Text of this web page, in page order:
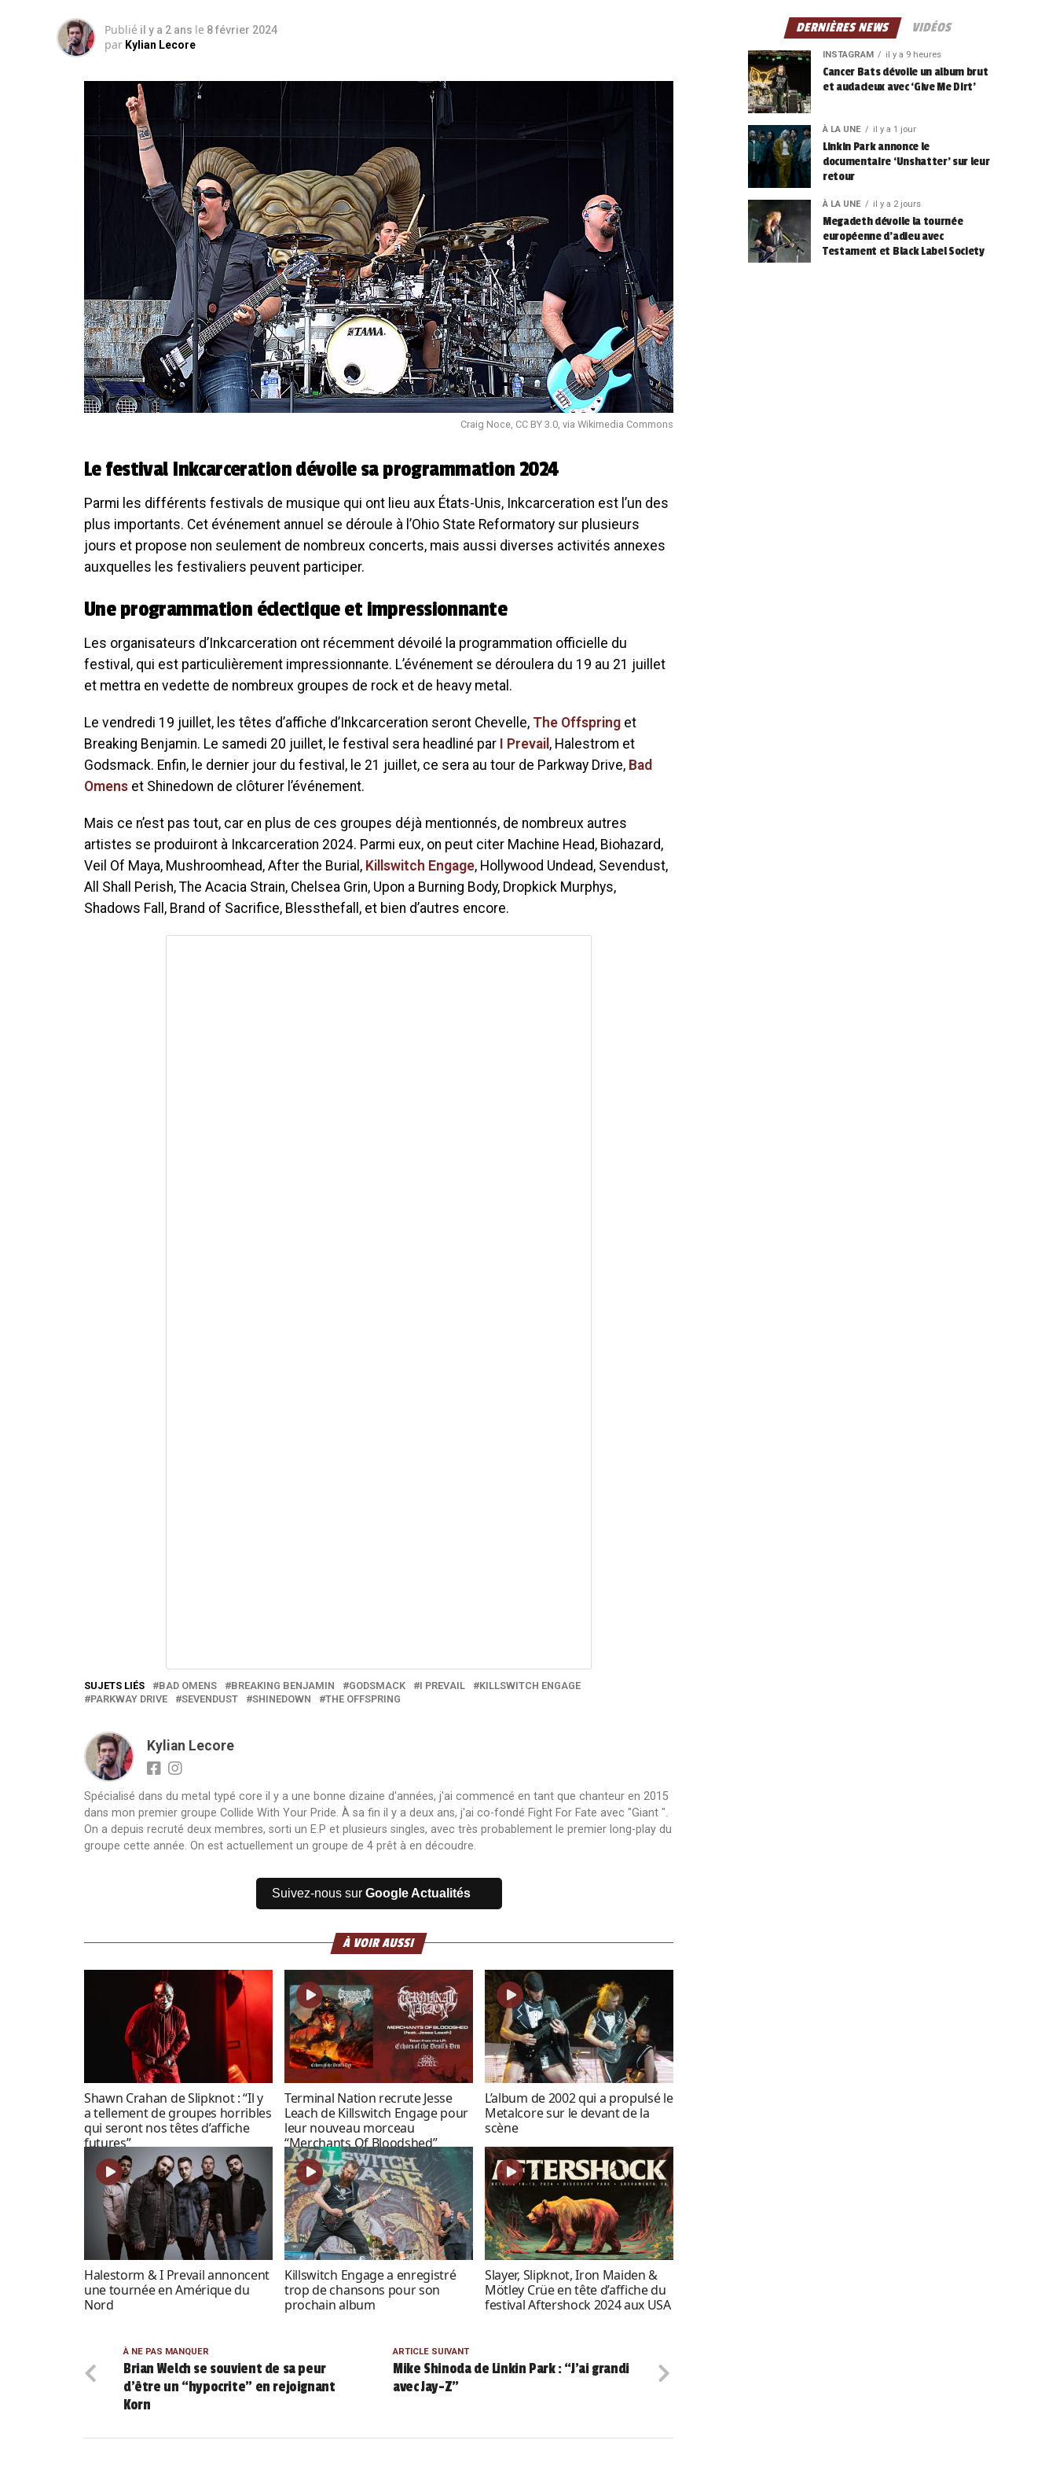
Publié il y a 2 ans le 8 février 2024
par Kylian Lecore
Craig Noce, CC BY 3.0, via Wikimedia Commons
Le festival Inkcarceration dévoile sa programmation 2024
Parmi les différents festivals de musique qui ont lieu aux États-Unis, Inkcarceration est l’un des
plus importants. Cet événement annuel se déroule à l’Ohio State Reformatory sur plusieurs
jours et propose non seulement de nombreux concerts, mais aussi diverses activités annexes
auxquelles les festivaliers peuvent participer.
Une programmation éclectique et impressionnante
Les organisateurs d’Inkcarceration ont récemment dévoilé la programmation officielle du
festival, qui est particulièrement impressionnante. L’événement se déroulera du 19 au 21 juillet
et mettra en vedette de nombreux groupes de rock et de heavy metal.
Le vendredi 19 juillet, les têtes d’affiche d’Inkcarceration seront Chevelle, The Offspring et
Breaking Benjamin. Le samedi 20 juillet, le festival sera headliné par I Prevail , Halestrom et
Godsmack. Enfin, le dernier jour du festival, le 21 juillet, ce sera au tour de Parkway Drive, Bad
Omens et Shinedown de clôturer l’événement.
Mais ce n’est pas tout, car en plus de ces groupes déjà mentionnés, de nombreux autres
artistes se produiront à Inkcarceration 2024. Parmi eux, on peut citer Machine Head, Biohazard,
Veil Of Maya, Mushroomhead, After the Burial, Killswitch Engage, Hollywood Undead, Sevendust,
All Shall Perish, The Acacia Strain, Chelsea Grin, Upon a Burning Body, Dropkick Murphys,
Shadows Fall, Brand of Sacrifice, Blessthefall, et bien d’autres encore.
SUJETS LIÉS BAD OMENS BREAKING BENJAMIN GODSMACK I PREVAIL
KILLSWITCH ENGAGE
PARKWAY DRIVE
SEVENDUST SHINEDOWN THE OFFSPRING
Kylian Lecore
Spécialisé dans du metal typé core il y a une bonne dizaine d'années, j'ai commencé en tant que chanteur en 2015
dans mon premier groupe Collide With Your Pride. À sa fin il y a deux ans, j'ai co-fondé Fight For Fate avec "Giant ".
On a depuis recruté deux membres, sorti un E.P et plusieurs singles, avec très probablement le premier long-play du
groupe cette année. On est actuellement un groupe de 4 prêt à en découdre.
Suivez-nous sur Google Actualités
À VOIR AUSSI
Shawn Crahan de Slipknot : “Il y
a tellement de groupes horribles
qui seront nos têtes d’affiche
futures”
Terminal Nation recrute Jesse
Leach de Killswitch Engage pour
leur nouveau morceau
“Merchants Of Bloodshed”
L’album de 2002 qui a propulsé le
Metalcore sur le devant de la
scène
Halestorm & I Prevail annoncent
une tournée en Amérique du
Nord
Killswitch Engage a enregistré
trop de chansons pour son
prochain album
Slayer, Slipknot, Iron Maiden &
Mötley Crüe en tête d’affiche du
festival Aftershock 2024 aux USA
ARTICLE SUIVANT
Mike Shinoda de Linkin Park : “J’ai grandi
avec Jay-Z”
À NE PAS MANQUER
Brian Welch se souvient de sa peur
d’être un “hypocrite” en rejoignant
Korn
DERNIÈRES NEWS VIDÉOS
INSTAGRAM il y a 9 heures
Cancer Bats dévoile un album brut
et audacieux avec ‘Give Me Dirt’
À LA UNE il y a 1 jour
Linkin Park annonce le
documentaire ‘Unshatter’ sur leur
retour
À LA UNE il y a 2 jours
Megadeth dévoile la tournée
européenne d’adieu avec
Testament et Black Label Society